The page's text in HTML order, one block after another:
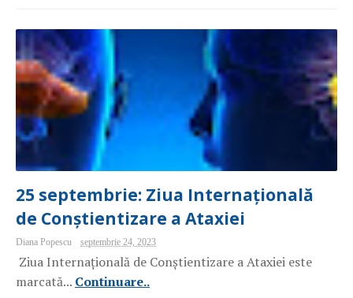
25 septembrie: Ziua Internațională
de Conștientizare a Ataxiei
Diana Popescu septembrie 24, 2023
Ziua Internațională de Conștientizare a Ataxiei este
marcată... Continuare..